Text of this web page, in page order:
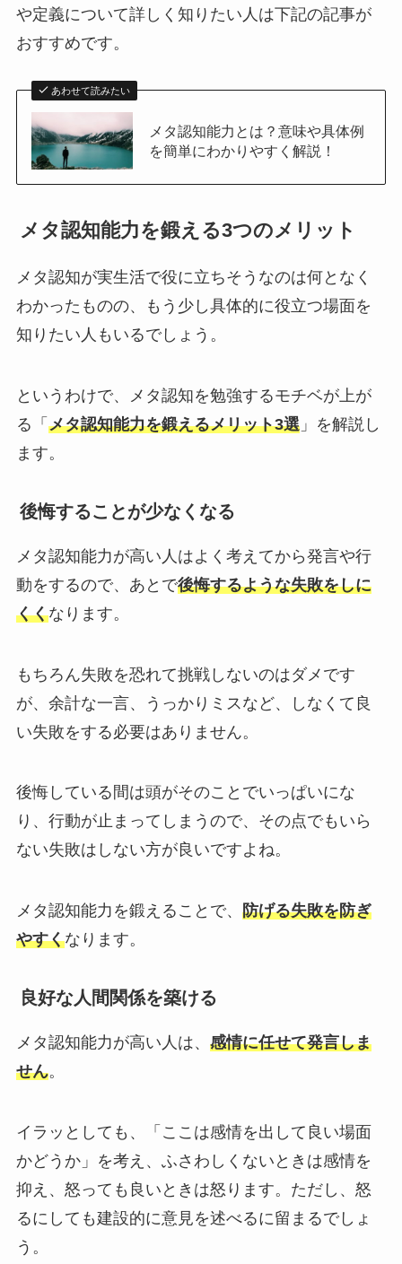
や定義について詳しく知りたい人は下記の記事が
おすすめです。
あわせて読みたい
メタ認知能力とは？意味や具体例
を簡単にわかりやすく解説！
メタ認知能力を鍛える3つのメリット
メタ認知が実生活で役に立ちそうなのは何となく
わかったものの、もう少し具体的に役立つ場面を
知りたい人もいるでしょう。
というわけで、メタ認知を勉強するモチベが上が
る「 メタ認知能力を鍛えるメリット3選」を解説し
ます。
後悔することが少なくなる
メタ認知能力が高い人はよく考えてから発言や行
動をするので、あとで後悔するような失敗をしに
くくなります。
もちろん失敗を恐れて挑戦しないのはダメです
が、余計な一言、うっかりミスなど、しなくて良
い失敗をする必要はありません。
後悔している間は頭がそのことでいっぱいにな
り、行動が止まってしまうので、その点でもいら
ない失敗はしない方が良いですよね。
メタ認知能力を鍛えることで、 防げる失敗を防ぎ
やすくなります。
良好な人間関係を築ける
メタ認知能力が高い人は、 感情に任せて発言しま
せん。
イラッとしても、「ここは感情を出して良い場面
かどうか」を考え、ふさわしくないときは感情を
抑え、怒っても良いときは怒ります。ただし、怒
るにしても建設的に意見を述べるに留まるでしょ
う。